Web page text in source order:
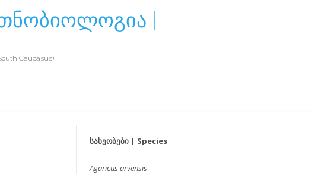
|
Caucasus)
სახეობები | Species
Agaricus arvensis